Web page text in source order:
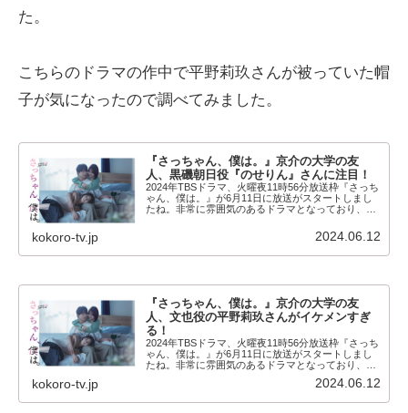
た。
こちらのドラマの作中で平野莉玖さんが被っていた帽
子が気になったので調べてみました。
『さっちゃん、僕は。』京介の大学の友
人、黒磯朝日役『のせりん』さんに注目！
2024年TBSドラマ、火曜夜11時56分放送枠『さっち
ゃん、僕は。』が6月11日に放送がスタートしまし
たね。非常に雰囲気のあるドラマとなっており、初
公の木村慧人演じる片桐恭介をとりまく人間関係...
kokoro-tv.jp 2024.06.12
『さっちゃん、僕は。』京介の大学の友
人、文也役の平野莉玖さんがイケメンすぎ
る！
2024年TBSドラマ、火曜夜11時56分放送枠『さっち
ゃん、僕は。』が6月11日に放送がスタートしまし
たね。非常に雰囲気のあるドラマとなっており、初
公の木村慧人演じる片桐恭介をとりまく人間関係...
kokoro-tv.jp 2024.06.12